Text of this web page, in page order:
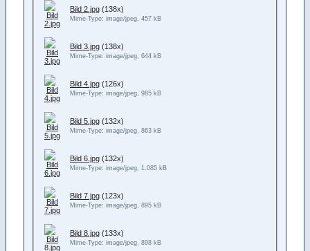
Bild 2.jpg (138x)
Mime-Type: image/jpeg, 457 kB
Bild 3.jpg (138x)
Mime-Type: image/jpeg, 644 kB
Bild 4.jpg (126x)
Mime-Type: image/jpeg, 985 kB
Bild 5.jpg (132x)
Mime-Type: image/jpeg, 863 kB
Bild 6.jpg (132x)
Mime-Type: image/jpeg, 1.085 kB
Bild 7.jpg (123x)
Mime-Type: image/jpeg, 895 kB
Bild 8.jpg (133x)
Mime-Type: image/jpeg, 898 kB